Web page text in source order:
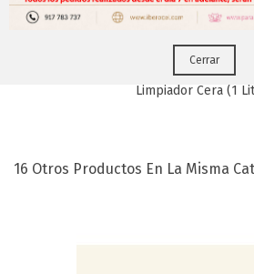
Limpiador Cera (1
16 Otros Productos En La Misma
Cerrar